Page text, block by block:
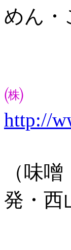
めん・
㈱
http://
西
（味
発・西